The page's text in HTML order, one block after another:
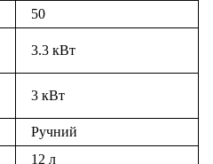
50
3.3 кВт
3 кВт
Ручний
12 л